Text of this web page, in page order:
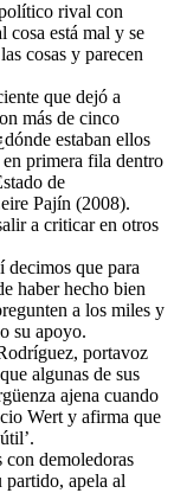
rival con
cosa está mal y se
cosas y parecen
que dejó a
más de cinco
estaban ellos
en primera fila dentro
de
Pajín (2008).
a criticar en otros
que para
haber hecho bien
a los miles y
su apoyo.
portavoz
algunas de sus
ajena cuando
Wert y afirma que
con demoledoras
partido, apela al